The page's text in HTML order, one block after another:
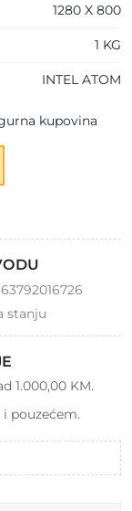
1280 X 800
1 KG
INTEL ATOM
kupovina
stanju
1.000,00 KM.
pouzećem.